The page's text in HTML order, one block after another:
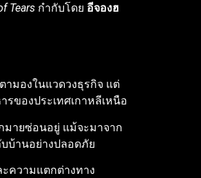
Tears กำกับโดย อีจองฮ
ามองในแวดวงธุรกิจ แต่
ของประเทศเกาหลีเหนือ
ายซ่อนอยู่ แม้จะมาจาก
บ้านอย่างปลอดภัย
ะความแตกต่างทาง